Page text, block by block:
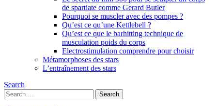
de spartiate comme Gerard Butler
Pourquoi se muscler avec des pompes ?
Qu’est ce qu’une Kettlebell ?
Qu’est ce que le barhitting technique de
musculation poids du corps
Electrostimulation comprendre pour choisir
Métamorphoses des stars
L’entraînement des stars
Search
Search
for:
Search